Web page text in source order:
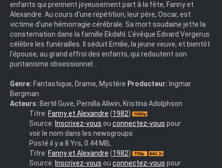
enfants qui prennent joyeusement part à la fête, Fanny et
Alexandre. Au cours d'une répétition, leur père, Oscar, est
victime d'une hémorragie cérébrale. Sa mort soudaine jette la
consternation dans la famille Ekdahl. L'évêque Edvard Vergerus
célèbre les funérailles. Il séduit Emilie, la jeune veuve, et bientôt
l'épouse, au grand effroi des enfants, qui redoutent son
puritanisme obsessionnel...
Genre: Fantastique, Drame, Mystère Producteur: Ingmar
Bergman
Acteurs: Bertil Guve, Pernilla Allwin, Kristina Adolphson
Fanny
Alexandre
(1982)
Titre: Fanny et Alexandre (1982)
Source: Inscrivez-vous ou connectez-vous pour
voir le nom dans les newsgroups
Posté il y a 8 Yrs, 0.44 MB,
FannyTitre: Fanny et Alexandre (1982)
Source: Inscrivez-vous ou connectez-vous pour